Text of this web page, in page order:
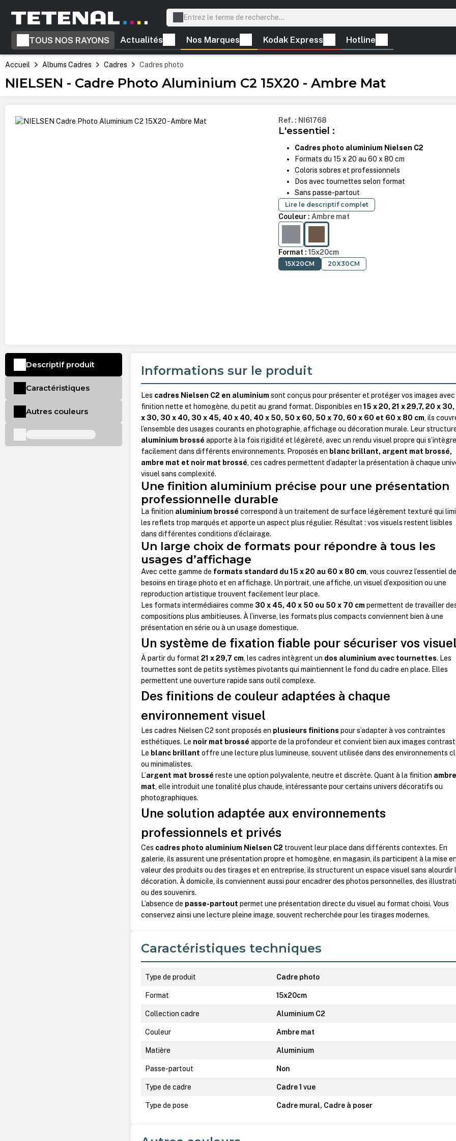
Passer à la navigation principale
TOUS NOS RAYONS Actualités Nos Marques Kodak Express Hotline
Accueil Albums Cadres Cadres Cadres photo
NIELSEN - Cadre Photo Aluminium C2 15X20 - Ambre Mat
Ignorer la galerie d'images Ref. : NI61768
L'essentiel :
Cadres photo aluminium Nielsen C2
Formats du 15 x 20 au 60 x 80 cm
Coloris sobres et professionnels
Dos avec tournettes selon format
Sans passe-partout
Lire le descriptif complet
Couleur : Ambre mat
Format :15x20cm
15X20CM 20X30CM
Informations sur le produit
Les cadres Nielsen C2 en aluminium sont conçus pour présenter et protéger vos images avec
finition nette et homogène, du petit au grand format. Disponibles en15 x 20, 21 x 29,7, 20 x
x 30, 30 x 40, 30 x 45, 40 x 40, 40 x 50, 50 x 60, 50 x 70, 60 x 60 et 60 x 80 cm, ils
l’ensemble des usages courants en photographie, affichage ou décoration murale. Leur
aluminium brossé apporte à la fois rigidité et légèreté, avec un rendu visuel propre qui s’intègre
facilement dans différents environnements. Proposés en blanc brillant, argent mat brossé,
ambre mat et noir mat brossé, ces cadres permettent d’adapter la présentation à chaque
visuel sans complexité.
Une finition aluminium précise pour une présentation
professionnelle durable
La finition aluminium brossé correspond à un traitement de surface légèrement texturé qui
les reflets trop marqués et apporte un aspect plus régulier. Résultat : vos visuels restent lisibles
dans différentes conditions d’éclairage.
Un large choix de formats pour répondre à tous les
usages d’affichage
Avec cette gamme de formats standard du 15 x 20 au 60 x 80 cm, vous couvrez l’essentiel
besoins en tirage photo et en affichage. Un portrait, une affiche, un visuel d’exposition ou une
reproduction artistique trouvent facilement leur place.
Les formats intermédiaires comme 30 x 45, 40 x 50 ou 50 x 70 cm permettent de travailler
compositions plus ambitieuses. À l’inverse, les formats plus compacts conviennent bien à une
présentation en série ou à un usage domestique.
Un système de fixation fiable pour sécuriser vos
À partir du format21 x 29,7 cm, les cadres intègrent un dos aluminium avec tournettes. Les
tournettes sont de petits systèmes pivotants qui maintiennent le fond du cadre en place. Elles
permettent une ouverture rapide sans outil complexe.
Des finitions de couleur adaptées à chaque
environnement visuel
Les cadres Nielsen C2 sont proposés en plusieurs finitions pour s’adapter à vos contraintes
esthétiques. Le noir mat brossé apporte de la profondeur et convient bien aux images
Le blanc brillant offre une lecture plus lumineuse, souvent utilisée dans des environnements
ou minimalistes.
L’argent mat brossé reste une option polyvalente, neutre et discrète. Quant à la finition ambre
mat, elle introduit une tonalité plus chaude, intéressante pour certains univers décoratifs ou
photographiques.
Une solution adaptée aux environnements
professionnels et privés
Ces cadres photo aluminium Nielsen C2 trouvent leur place dans différents contextes. En
galerie, ils assurent une présentation propre et homogène, en magasin, ils participent à la mise en
valeur des produits ou des tirages et en entreprise, ils structurent un espace visuel sans alourdir
décoration.À domicile, ils conviennent aussi pour encadrer des photos personnelles, des
ou des souvenirs.
L’absence de passe-partout permet une présentation directe du visuel au format choisi. Vous
conservez ainsi une lecture pleine image, souvent recherchée pour les tirages modernes.
Caractéristiques techniques
Type de produit Cadre photo
Format 15x20cm
Collection cadre Aluminium C2
Couleur Ambre mat
Matière Aluminium
Passe-partout Non
Type de cadre Cadre 1 vue
Type de pose Cadre mural, Cadre à poser
Descriptif produit
Caractéristiques
Autres couleurs